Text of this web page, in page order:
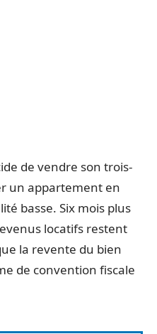
de vendre son trois-
un appartement en
basse. Six mois plus
locatifs restent
la revente du bien
de convention fiscale